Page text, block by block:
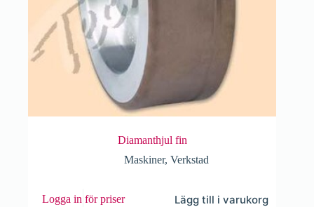
Diamanthjul fin
Maskiner, Verkstad
Logga in för priser Lägg till i varukorg